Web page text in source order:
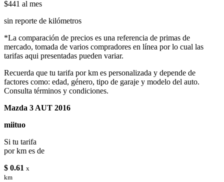
$441 al mes
sin reporte de kilómetros
*La comparación de precios es una referencia de primas de
mercado, tomada de varios compradores en línea por lo cual las
tarifas aqui presentadas pueden variar.
Recuerda que tu tarifa por km es personalizada y depende de
factores como: edad, género, tipo de garaje y modelo del auto.
Consulta términos y condiciones.
Mazda 3 AUT 2016
miituo
Si tu tarifa
por km es de
$ 0.61 x
km